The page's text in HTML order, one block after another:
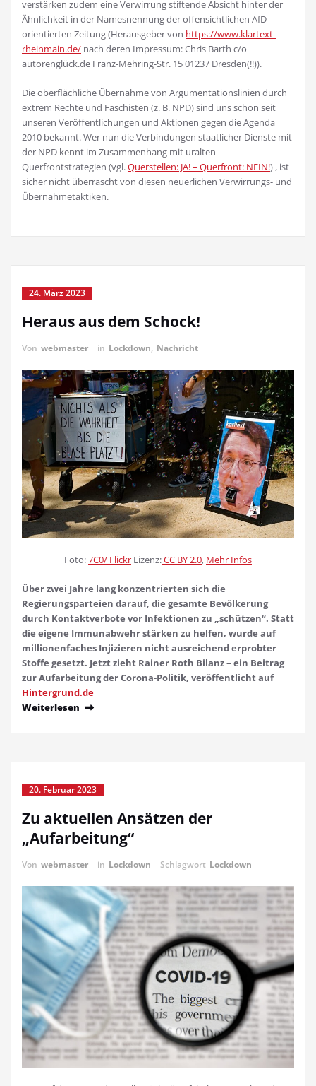
verstärken zudem eine Verwirrung stiftende Absicht hinter der
Ähnlichkeit in der Namesnennung der offensichtlichen AfD-
orientierten Zeitung (Herausgeber von https://www.klartext-
rheinmain.de/ nach deren Impressum: Chris Barth c/o
autorenglück.de Franz-Mehring-Str. 15 01237 Dresden(!!)).
Die oberflächliche Übernahme von Argumentationslinien durch
extrem Rechte und Faschisten (z. B. NPD) sind uns schon seit
unseren Veröffentlichungen und Aktionen gegen die Agenda
2010 bekannt. Wer nun die Verbindungen staatlicher Dienste mit
der NPD kennt im Zusammenhang mit uralten
Querfrontstrategien (vgl.Querstellen: JA!– Querfront: NEIN!) , ist
sicher nicht überrascht von diesen neuerlichen Verwirrungs- und
Übernahmetaktiken.
24. März 2023
Heraus aus dem Schock!
Von webmaster in Lockdown, Nachricht
Foto:7C0/ Flickr Lizenz:CC BY 2.0, Mehr Infos
Über zwei Jahre lang konzentrierten sich die
Regierungsparteien darauf, die gesamte Bevölkerung
durch Kontaktverbote vor Infektionen zu „schützen“. Statt
die eigene Immunabwehr stärken zu helfen, wurde auf
millionenfaches Injizieren nicht ausreichend erprobter
Stoffe gesetzt. Jetzt zieht Rainer Roth Bilanz – ein Beitrag
zur Aufarbeitung der Corona-Politik, veröffentlicht auf
Hintergrund.de
Weiterlesen
20. Februar 2023
Zu aktuellen Ansätzen der
„Aufarbeitung“
Von webmaster in Lockdown Schlagwort Lockdown